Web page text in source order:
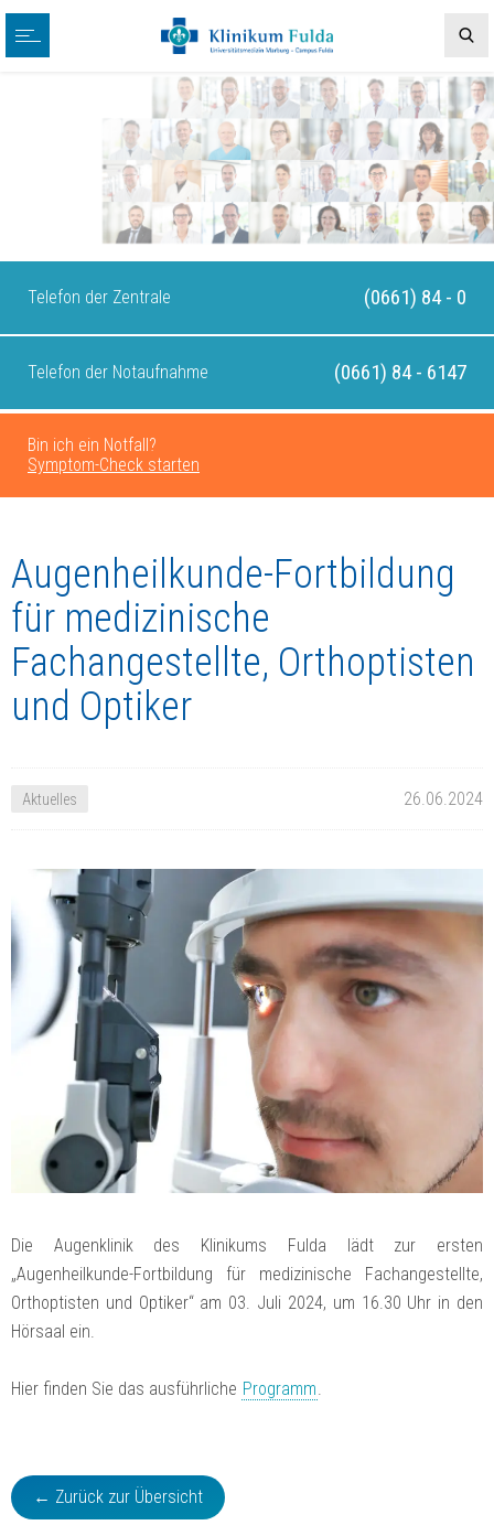
Telefon der Zentrale (0661) 84 - 0
Telefon der Notaufnahme (0661) 84 - 6147
Bin ich ein Notfall?
Symptom-Check starten
Augenheilkunde-Fortbildung
für medizinische
Fachangestellte, Orthoptisten
und Optiker
Aktuelles 26.06.2024
Die Augenklinik des Klinikums Fulda lädt zur ersten
„Augenheilkunde-Fortbildung für medizinische Fachangestellte,
Orthoptisten und Optiker“ am 03. Juli 2024, um 16.30 Uhr in den
Hörsaal ein.
Hier finden Sie das ausführliche Programm
← Zurück zur Übersicht